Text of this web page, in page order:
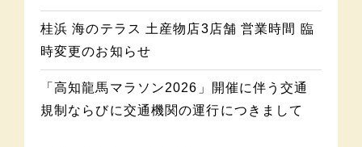
桂浜 海のテラス 土産物店3店舗 営業時間 臨
時変更のお知らせ
「高知龍馬マラソン2026」開催に伴う交通
規制ならびに交通機関の運行につきまして